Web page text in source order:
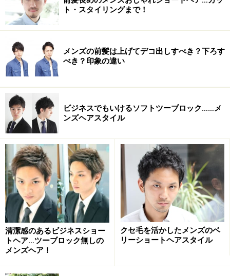
ト・スタイリングまで！
メンズの前髪は上げてデコ出しすべき？下ろす
べき？印象の違い
ビジネスでもいけるソフトツーブロック……メ
ンズヘアスタイル
清潔感のあるビジネスショー
トヘア…ツーブロック無しの
メンズヘア！
クセ毛を活かしたメンズのベ
リーショートヘアスタイル